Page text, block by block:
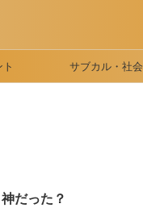
サブカル・社会
だった？